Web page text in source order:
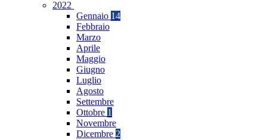
2022
Gennaio 14
Febbraio
Marzo
Aprile
Maggio
Giugno
Luglio
Agosto
Settembre
Ottobre 1
Novembre
Dicembre 2